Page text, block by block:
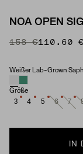
NOA OPEN
Original
158 €
Sale Price
110.60
Material & Stone
Weißer Lab-Grown
Größe
3
4 5 6 7
IN